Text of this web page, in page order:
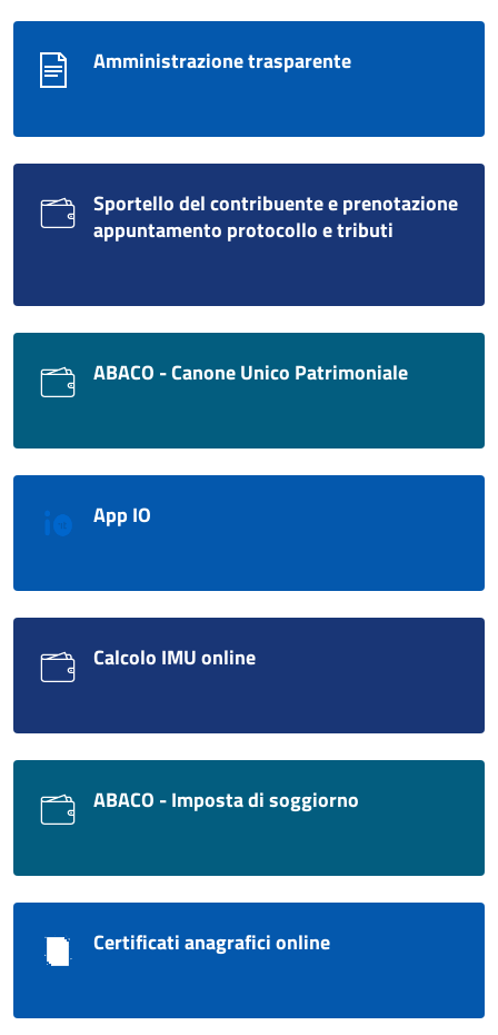
Amministrazione trasparente
Sportello del contribuente e prenotazione
appuntamento protocollo e tributi
ABACO - Canone Unico Patrimoniale
App IO
Calcolo IMU online
ABACO - Imposta di soggiorno
Certificati anagrafici online